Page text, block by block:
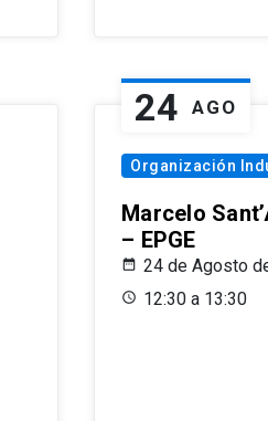
24 AGO
Organización
Marcelo
– EPGE
24 de Agosto
12:30 a 13:30